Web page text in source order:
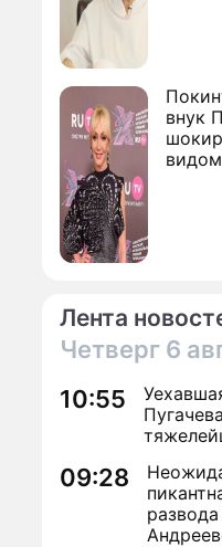
внук
видом
Лента
Четверг 6
10:55
09:28